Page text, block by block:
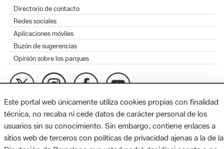
Directorio de contacto
Redes sociales
Aplicaciones móviles
Buzón de sugerencias
Opinión sobre los parques
MAPA WEB AVISO LEGAL ACCESIBILIDAD
Diputación de Barcelona. Edifici Llacuna, 1a planta. Badajoz, 49.
08005 Barcelona. Tel. 934 022 428 / xarxaparcs@diba.cat
Este portal web únicamente utiliza cookies propias con finalidad
técnica, no recaba ni cede datos de carácter personal de los
usuarios sin su conocimiento. Sin embargo, contiene enlaces a
sitios web de terceros con políticas de privacidad ajenas a la de la